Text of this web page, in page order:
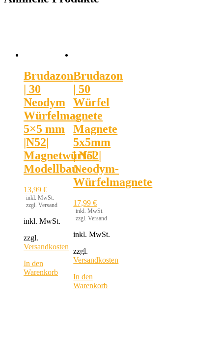
Brudazon
| 30
Neodym
Würfelmagnete
5×5 mm
|N52|
Magnetwürfel
Modellbau
13,99 €
inkl. MwSt.
zzgl. Versand
inkl. MwSt.
zzgl.
Versandkosten
In den
Warenkorb
Brudazon
| 50
Würfel
–
Magnete
5x5mm
| N52|
Neodym-
Würfelmagnete
17,99€
inkl. MwSt.
zzgl. Versand
inkl. MwSt.
zzgl.
Versandkosten
In den
Warenkorb